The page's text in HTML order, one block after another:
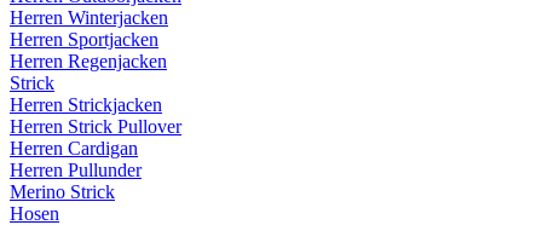
Herren Winterjacken
Herren Sportjacken
Herren Regenjacken
Strick
Herren Strickjacken
Herren Strick Pullover
Herren Cardigan
Herren Pullunder
Merino Strick
Hosen